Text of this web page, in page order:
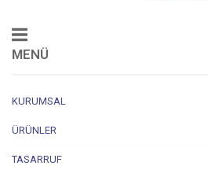
MENÜ
KURUMSAL
ÜRÜNLER
TASARRUF